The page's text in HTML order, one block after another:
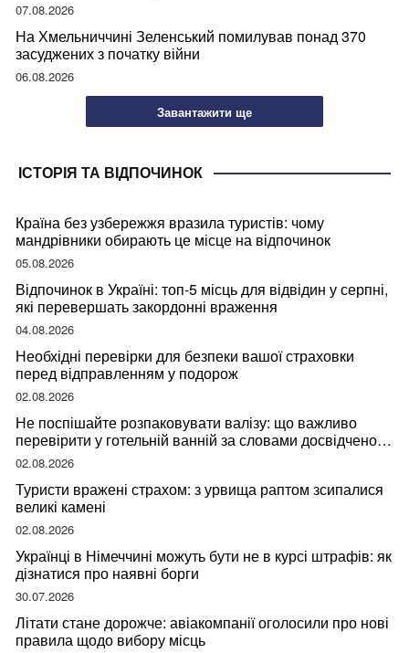
07.08.2026
На Хмельниччині Зеленський помилував понад 370
засуджених з початку війни
06.08.2026
Завантажити ще
ІСТОРІЯ ТА ВІДПОЧИНОК
Країна без узбережжя вразила туристів: чому
мандрівники обирають це місце на відпочинок
05.08.2026
Відпочинок в Україні: топ-5 місць для відвідин у серпні,
які перевершать закордонні враження
04.08.2026
Необхідні перевірки для безпеки вашої страховки
перед відправленням у подорож
02.08.2026
Не поспішайте розпаковувати валізу: що важливо
перевірити у готельній ванній за словами досвідченої
мандрівниці
02.08.2026
Туристи вражені страхом: з урвища раптом зсипалися
великі камені
02.08.2026
Українці в Німеччині можуть бути не в курсі штрафів: як
дізнатися про наявні борги
30.07.2026
Літати стане дорожче: авіакомпанії оголосили про нові
правила щодо вибору місць